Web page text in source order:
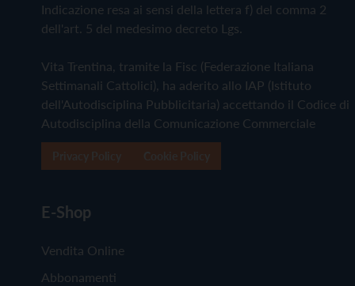
Indicazione resa ai sensi della lettera f) del comma 2
dell'art. 5 del medesimo decreto Lgs.
Vita Trentina, tramite la Fisc (Federazione Italiana
Settimanali Cattolici), ha aderito allo IAP (Istituto
dell'Autodisciplina Pubblicitaria) accettando il Codice di
Autodisciplina della Comunicazione Commerciale
E-Shop
Vendita Online
Abbonamenti